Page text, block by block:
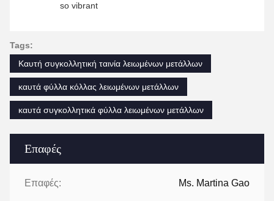
Επαφές
Επαφές: Ms. Martina Gao
so vibrant
Tags:
Καυτή συγκολλητική ταινία λειωμένων μετάλλων
καυτά φύλλα κόλλας λειωμένων μετάλλων
καυτά συγκολλητικά φύλλα λειωμένων μετάλλων